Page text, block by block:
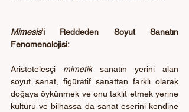
Mimesis’i Reddeden Soyut Sanatın
Fenomenolojisi:
Aristotelesçi mimetik sanatın yerini alan
soyut sanat, figüratif sanattan farklı olarak
doğaya öykünmek ve onu taklit etmek yerine
kültürü ve bilhassa da sanat eserini kendine